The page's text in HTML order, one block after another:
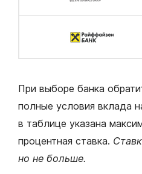
При выборе банка
полные условия вклада
в таблице указана
процентная ставка.
но не больше.